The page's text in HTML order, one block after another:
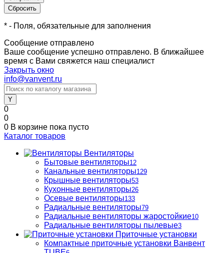
* - Поля, обязательные для заполнения
Сообщение отправлено
Ваше сообщение успешно отправлено. В ближайшее
время с Вами свяжется наш специалист
Закрыть окно
info@vanvent.ru
0
0
0 В корзине пока пусто
Каталог товаров
Вентиляторы
Бытовые вентиляторы12
Канальные вентиляторы129
Крышные вентиляторы53
Кухонные вентиляторы26
Осевые вентиляторы133
Радиальные вентиляторы79
Радиальные вентиляторы жаростойкие10
Радиальные вентиляторы пылевые3
Приточные установки
Компактные приточные установки Ванвент